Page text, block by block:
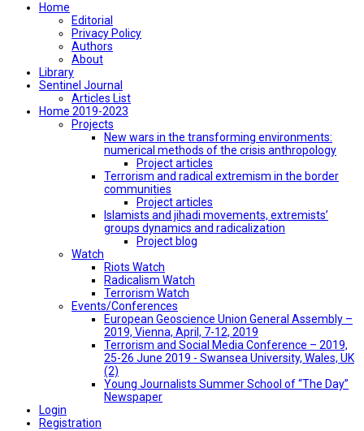
Home
Editorial
Privacy Policy
Authors
About
Library
Sentinel Journal
Articles List
Home 2019-2023
Projects
New wars in the transforming environments:
numerical methods of the crisis anthropology
Project articles
Terrorism and radical extremism in the border
communities
Project articles
Islamists and jihadi movements, extremists’
groups dynamics and radicalization
Project blog
Watch
Riots Watch
Radicalism Watch
Terrorism Watch
Events/Conferences
European Geoscience Union General Assembly –
2019, Vienna, April, 7-12, 2019
Terrorism and Social Media Conference – 2019,
25-26 June 2019 - Swansea University, Wales, UK
(2)
Young Journalists Summer School of “The Day”
Newspaper
Login
Registration